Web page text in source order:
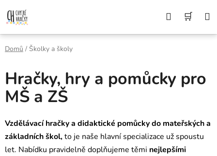
na
obsah
Z DŮVODU DOVOLENÉ BUDEME VAŠE
OBJEDNÁVKY ODESÍLAT AŽ 10. 8. DĚKUJEME
ZA POCHOPENÍ A PŘEJEME KRÁSNÉ LÉTO🌞
Hledat
Domů / Školky a školy
Hračky, hry a pomůcky pro
MŠ a ZŠ
Vzdělávací hračky a didaktické pomůcky do mateřských a
základních škol,to je naše hlavní specializace už spoustu
let. Nabídku pravidelně doplňujeme těmi nejlepšími